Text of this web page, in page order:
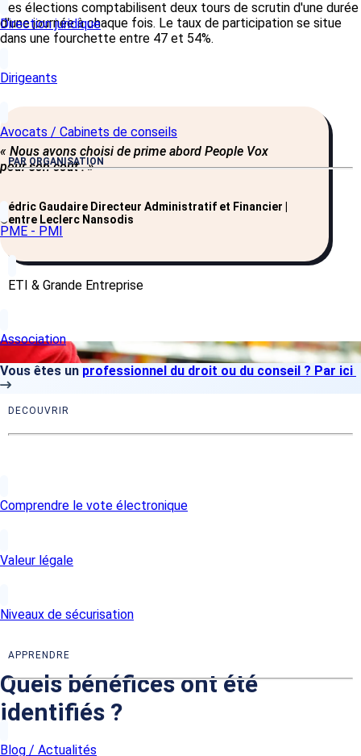
Direction juridique
Dirigeants
Avocats / Cabinets de conseils
PAR ORGANISATION
PME - PMI
ETI & Grande Entreprise
Association
Vous êtes un professionnel du droit ou du conseil ? Par ici
DECOUVRIR
Comprendre le vote électronique
Valeur légale
Niveaux de sécurisation
APPRENDRE
Blog / Actualités
Ces élections comptabilisent deux tours de scrutin d'une durée
d'une journée à chaque fois. Le taux de participation se situe
dans une fourchette entre 47 et 54%.
« Nous avons choisi de prime abord People Vox
pour son coût . »
Cédric Gaudaire Directeur Administratif et Financier |
Centre Leclerc Nansodis
Quels bénéfices ont été
identifiés ?